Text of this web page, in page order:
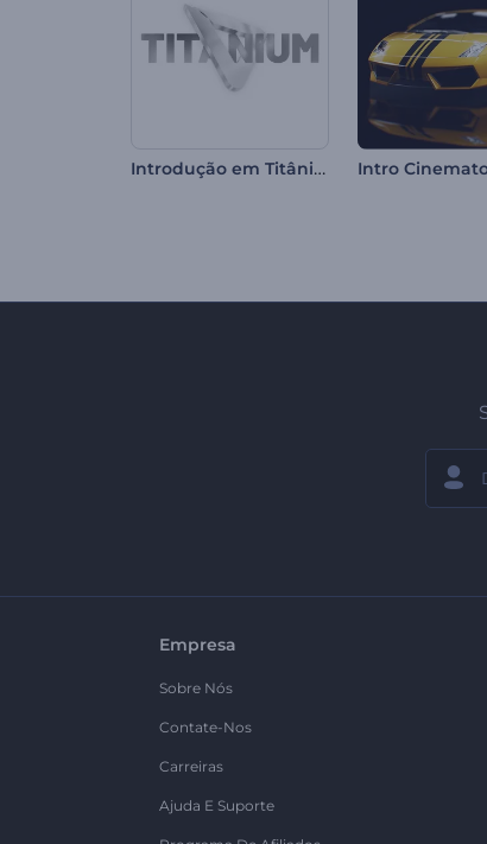
Introdução em Titânio Forjado
Empresa
Sobre Nós
Contate-Nos
Carreiras
Ajuda E Suporte